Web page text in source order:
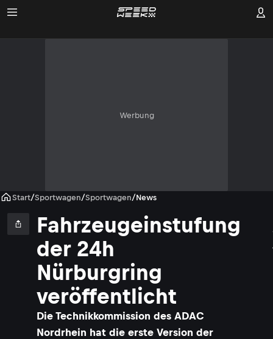
Werbung
Start/Sportwagen/Sportwagen/News
Fahrzeugeinstufung
der 24h
Nürburgring
veröffentlicht
Die Technikkommission des ADAC
Nordrhein hat die erste Version der